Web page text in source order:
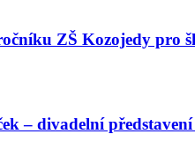
ZŠ Kozojedy pro
– divadelní